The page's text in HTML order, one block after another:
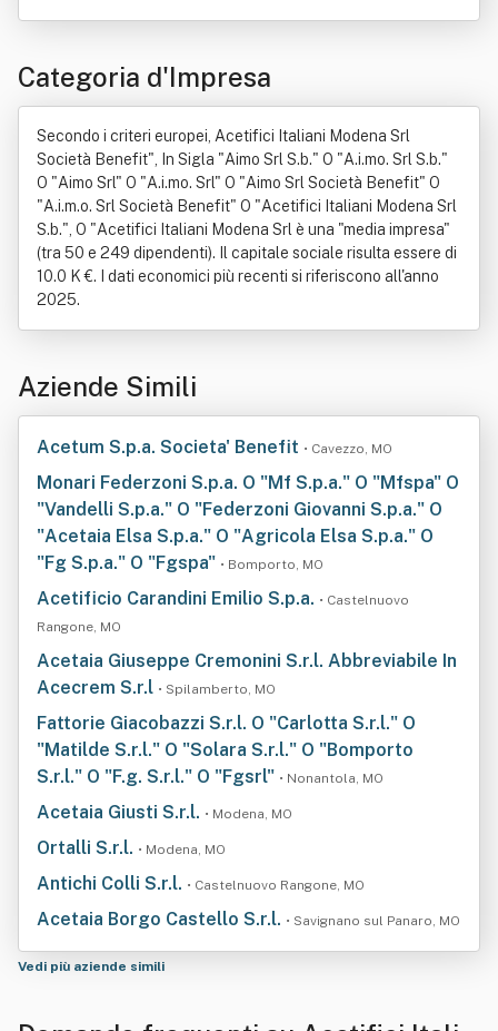
Categoria d'Impresa
Secondo i criteri europei, Acetifici Italiani Modena Srl
Società Benefit", In Sigla "Aimo Srl S.b." O "A.i.mo. Srl S.b."
O "Aimo Srl" O "A.i.mo. Srl" O "Aimo Srl Società Benefit" O
"A.i.m.o. Srl Società Benefit" O "Acetifici Italiani Modena Srl
S.b.", O "Acetifici Italiani Modena Srl è una "media impresa"
(tra 50 e 249 dipendenti). Il capitale sociale risulta essere di
10.0 K €. I dati economici più recenti si riferiscono all'anno
2025.
Aziende Simili
Acetum S.p.a. Societa' Benefit • Cavezzo, MO
Monari Federzoni S.p.a. O "Mf S.p.a." O "Mfspa" O
"Vandelli S.p.a." O "Federzoni Giovanni S.p.a." O
"Acetaia Elsa S.p.a." O "Agricola Elsa S.p.a." O
"Fg S.p.a." O "Fgspa" • Bomporto, MO
Acetificio Carandini Emilio S.p.a. • Castelnuovo
Rangone, MO
Acetaia Giuseppe Cremonini S.r.l. Abbreviabile In
Acecrem S.r.l • Spilamberto, MO
Fattorie Giacobazzi S.r.l. O "Carlotta S.r.l." O
"Matilde S.r.l." O "Solara S.r.l." O "Bomporto
S.r.l." O "F.g. S.r.l." O "Fgsrl" • Nonantola, MO
Acetaia Giusti S.r.l. • Modena, MO
Ortalli S.r.l. • Modena, MO
Antichi Colli S.r.l. • Castelnuovo Rangone, MO
Acetaia Borgo Castello S.r.l. • Savignano sul Panaro, MO
Vedi più aziende simili